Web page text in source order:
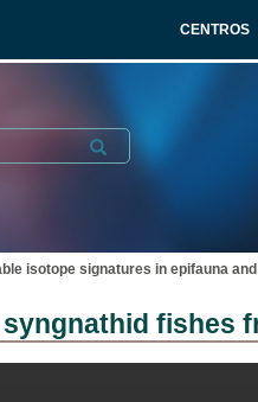
CENTROS
Submit
isotope signatures in epifauna
fishes